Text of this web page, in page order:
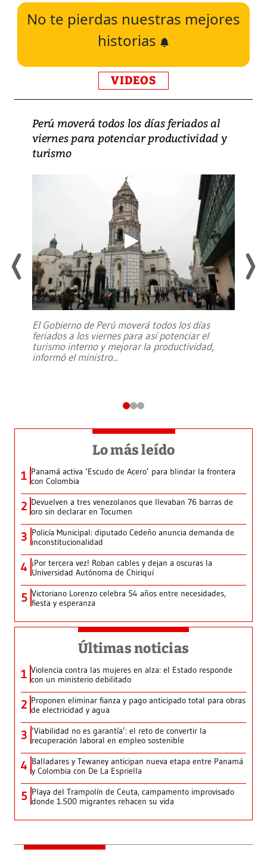
No te pierdas nuestras mejores
historias
VIDEOS
Perú moverá todos los días feriados al
viernes para potenciar productividad y
turismo
El Gobierno de Perú moverá todos los días
feriados a los viernes para así potenciar el
turismo interno y mejorar la productividad,
informó el ministro...
Lo más leído
1 Panamá activa ‘Escudo de Acero’ para blindar la frontera
con Colombia
2 Devuelven a tres venezolanos que llevaban 76 barras de
oro sin declarar en Tocumen
3 Policía Municipal: diputado Cedeño anuncia demanda de
inconstitucionalidad
4 ¡Por tercera vez! Roban cables y dejan a oscuras la
Universidad Autónoma de Chiriquí
5 Victoriano Lorenzo celebra 54 años entre necesidades,
fiesta y esperanza
Últimas noticias
1 Violencia contra las mujeres en alza: el Estado responde
con un ministerio debilitado
2 Proponen eliminar fianza y pago anticipado total para obras
de electricidad y agua
3 ‘Viabilidad no es garantía’: el reto de convertir la
recuperación laboral en empleo sostenible
4 Balladares y Tewaney anticipan nueva etapa entre Panamá
y Colombia con De La Espriella
5 Playa del Trampolín de Ceuta, campamento improvisado
donde 1.500 migrantes rehacen su vida